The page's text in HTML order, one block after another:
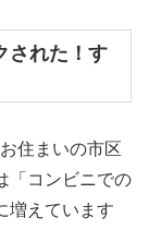
された！す
住まいの市区
「コンビニでの
増えています